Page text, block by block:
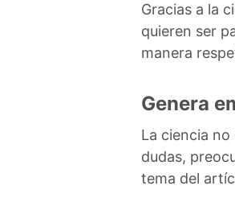
Gracias a la
quieren ser
manera
Genera
La ciencia
dudas,
tema del